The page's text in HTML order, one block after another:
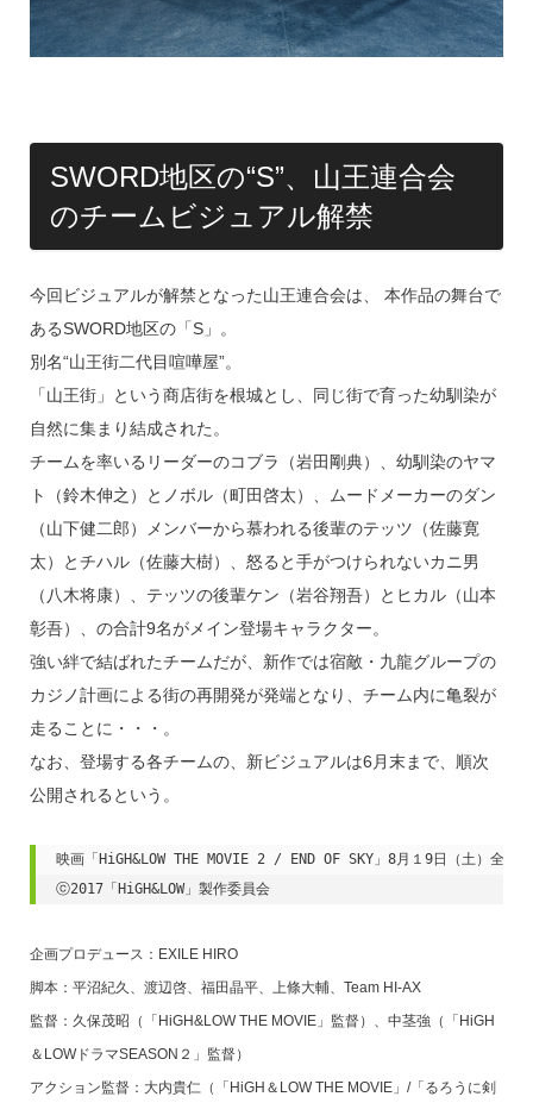
SWORD地区の“S”、山王連合会
のチームビジュアル解禁
今回ビジュアルが解禁となった山王連合会は、 本作品の舞台で
あるSWORD地区の「S」。
別名“山王街二代目喧嘩屋”。
「山王街」という商店街を根城とし、同じ街で育った幼馴染が
自然に集まり結成された。
チームを率いるリーダーのコブラ（岩田剛典）、幼馴染のヤマ
ト（鈴木伸之）とノボル（町田啓太）、ムードメーカーのダン
（山下健二郎）メンバーから慕われる後輩のテッツ（佐藤寛
太）とチハル（佐藤大樹）、怒ると手がつけられないカニ男
（八木将康）、テッツの後輩ケン（岩谷翔吾）とヒカル（山本
彰吾）、の合計9名がメイン登場キャラクター。
強い絆で結ばれたチームだが、新作では宿敵・九龍グループの
カジノ計画による街の再開発が発端となり、チーム内に亀裂が
走ることに・・・。
なお、登場する各チームの、新ビジュアルは6月末まで、順次
公開されるという。
映画「HiGH&LOW THE MOVIE 2 / END OF SKY」8月１9日（土）全国
ⓒ2017「HiGH&LOW」製作委員会
企画プロデュース：EXILE HIRO
脚本：平沼紀久、渡辺啓、福田晶平、上條大輔、Team HI-AX
監督：久保茂昭（「HiGH&LOW THE MOVIE」監督）、中茎強（「HiGH
＆LOWドラマSEASON２」監督）
アクション監督：大内貴仁（「HiGH＆LOW THE MOVIE」/「るろうに剣